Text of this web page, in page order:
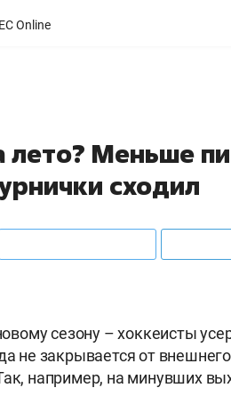
лето? Меньше
сходил
сезону – хоккеисты
не закрывается от
например, на минувших